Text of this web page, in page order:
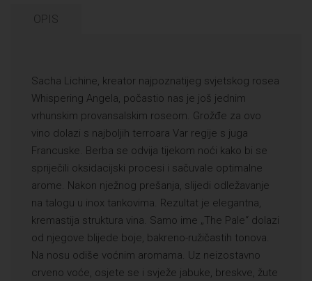
OPIS
Sacha Lichine, kreator najpoznatijeg svjetskog rosea
Whispering Angela, počastio nas je još jednim
vrhunskim provansalskim roseom. Grožđe za ovo
vino dolazi s najboljih terroara Var regije s juga
Francuske. Berba se odvija tijekom noći kako bi se
spriječili oksidacijski procesi i sačuvale optimalne
arome. Nakon nježnog prešanja, slijedi odležavanje
na talogu u inox tankovima. Rezultat je elegantna,
kremastija struktura vina. Samo ime „The Pale“ dolazi
od njegove blijede boje, bakreno-ružičastih tonova.
Na nosu odiše voćnim aromama. Uz neizostavno
crveno voće, osjete se i svježe jabuke, breskve, žute